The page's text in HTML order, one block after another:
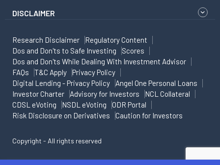
DISCLAIMER
Research Disclaimer
Regulatory Content
Dos and Don'ts to Safe Investing
Scores
Dos and Don'ts While Dealing With Investment Advisor
FAQs
T&C Apply
Privacy Policy
Digital Lending - Privacy Policy
Angel One Personal Loans
Investor Charter
Advisory for Investors
NCL Collateral
CDSL eVoting
NSDL eVoting
ODR Portal
Risk Disclosure on Derivatives
Caution for Investors
Copyright - All rights reserved